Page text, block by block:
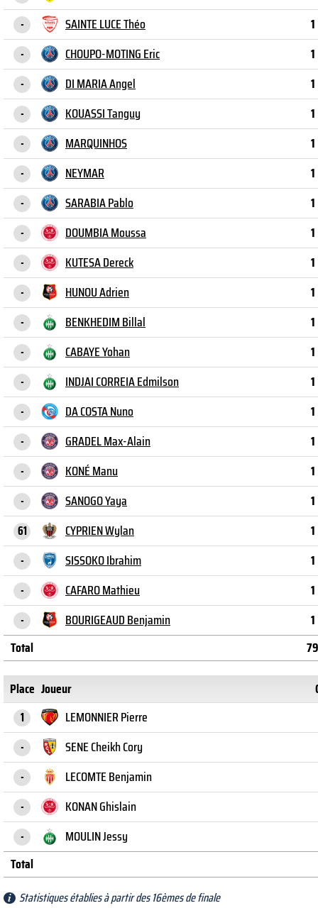
- SAINTE LUCE Théo
- CHOUPO-MOTING Eric
- DI MARIA Angel
- KOUASSI Tanguy
- MARQUINHOS
- NEYMAR
- SARABIA Pablo
- DOUMBIA Moussa
- KUTESA Dereck
- HUNOU Adrien
- BENKHEDIM Billal
- CABAYE Yohan
- INDJAI CORREIA Edmilson
- DA COSTA Nuno
- GRADEL Max-Alain
- KONÉ Manu
- SANOGO Yaya
61 CYPRIEN Wylan
- SISSOKO Ibrahim
- CAFARO Mathieu
-
BOURIGEAUD Benjamin
Total
1
1
1
1
1
1
1
1
1
1
1
1
1
1
1
1
1
1
1
1
1
79
Place Joueur
1 LEMONNIER Pierre
- SENE Cheikh Cory
- LECOMTE Benjamin
- KONAN Ghislain
-
MOULIN Jessy
Total
Statistiques établies à partir des 16èmes de finale